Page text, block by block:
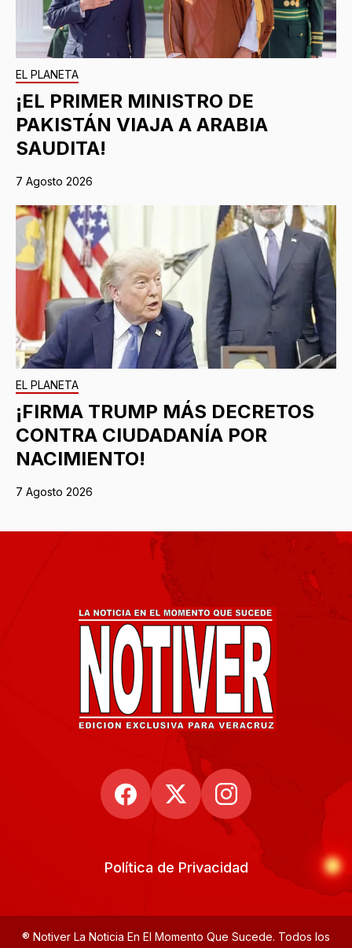
EL PLANETA
¡EL PRIMER MINISTRO DE
PAKISTÁN VIAJA A ARABIA
SAUDITA!
7 Agosto 2026
EL PLANETA
¡FIRMA TRUMP MÁS DECRETOS
CONTRA CIUDADANÍA POR
NACIMIENTO!
7 Agosto 2026
Política de Privacidad
® Notiver La Noticia En El Momento Que Sucede. Todos los